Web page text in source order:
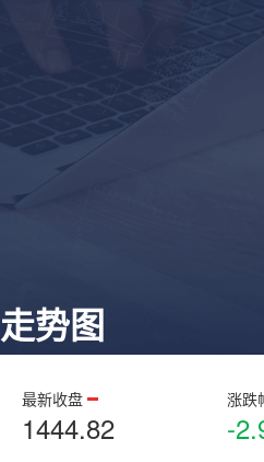
走势图
最新收盘
1444.82
涨跌
-